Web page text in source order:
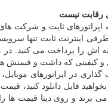
رقابت نیست
طرفی اینترنت ثابت تنها
اش را پرداخت می كنید.
و كیفیتی كه داشت و قیمتش
گذاری در اپراتورهای
برند و روی دیتا قیمت ها